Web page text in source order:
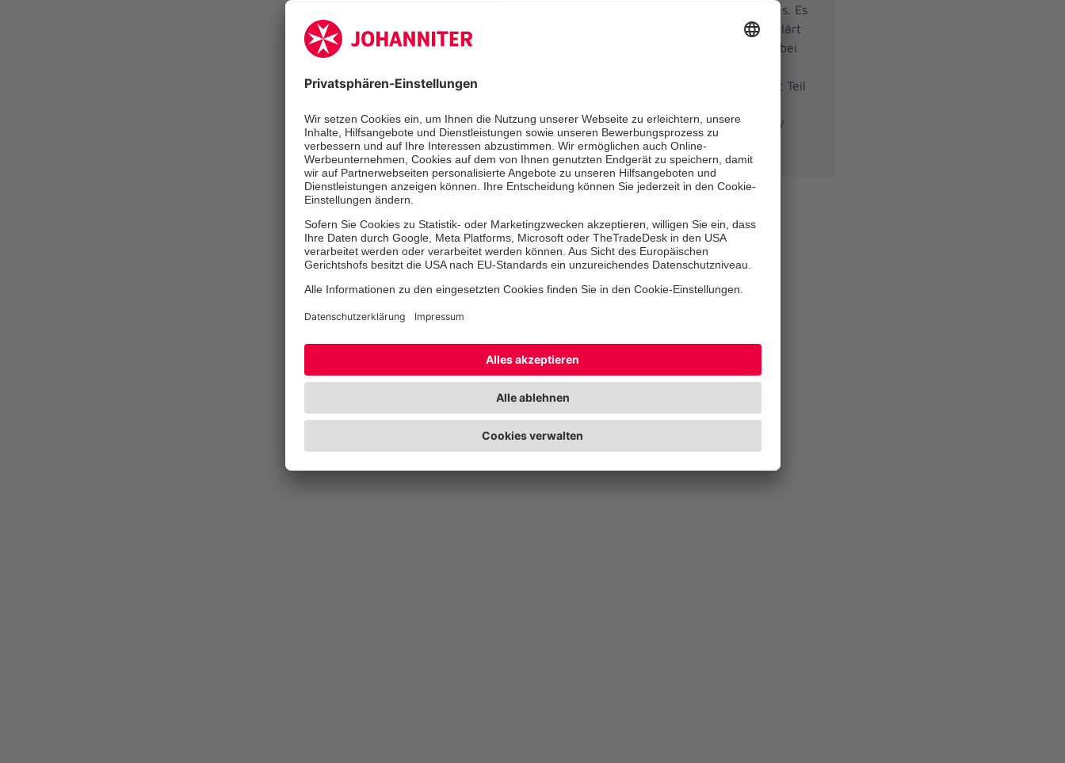
Organisation des betrieblichen Brandschutzes. Es
wird über die Gefahren durch Brände aufgeklärt
und das richtige Verhalten im Brandfall und bei
Ausbildung im Umgang mit Feuerlöschern ist Teil
Lehrgang entspricht den Vorgaben der DGUV
Information 205-023 und der ASR A2.2.